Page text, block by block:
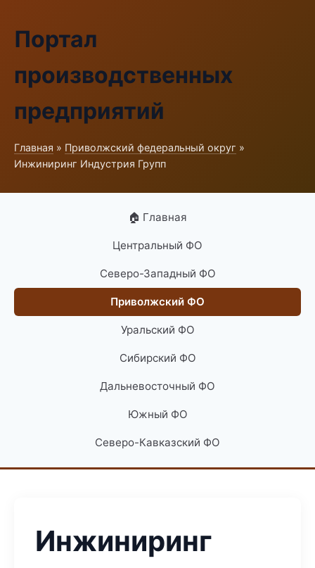
Портал
производственных
предприятий
Главная » Приволжский федеральный округ »
Инжиниринг Индустрия Групп
🏠 Главная
Центральный ФО
Северо-Западный ФО
Приволжский ФО
Уральский ФО
Сибирский ФО
Дальневосточный ФО
Южный ФО
Северо-Кавказский ФО
Инжиниринг